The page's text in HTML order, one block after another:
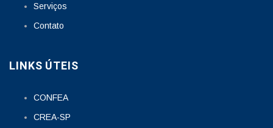
Serviços
Contato
LINKS ÚTEIS
CONFEA
CREA-SP